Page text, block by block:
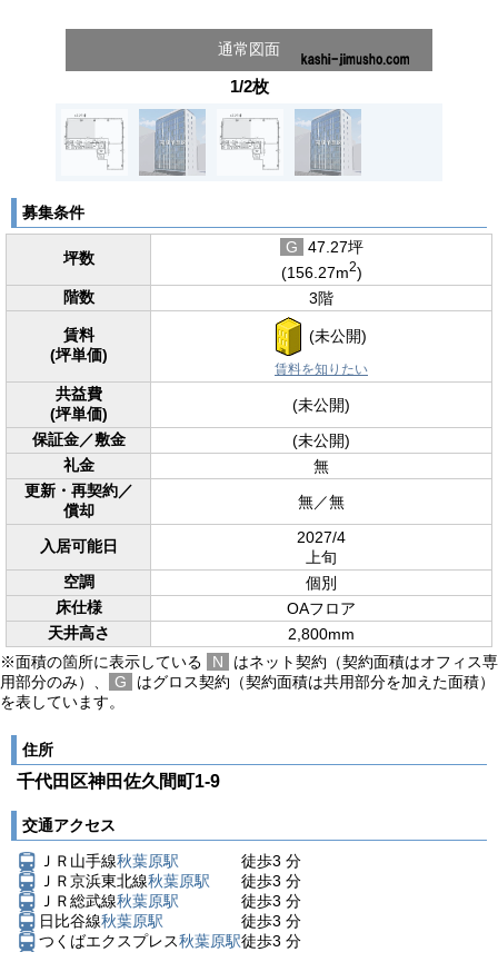
通常図面
1/2枚
募集条件
坪数
G
47.27坪
(156.27m2)
階数
3階
賃料
(坪単価)
(未公開)
賃料を知りたい
共益費
(坪単価)
(未公開)
保証金／敷金
(未公開)
礼金
無
更新・再契約／
償却
無／無
入居可能日
2027/4
上旬
空調
個別
床仕様
OAフロア
天井高さ
2,800mm
※面積の箇所に表示している
N
はネット契約（契約面積はオフィス専
用部分のみ）、
G
はグロス契約（契約面積は共用部分を加えた面積）
を表しています。
住所
千代田区神田佐久間町1-9
交通アクセス
ＪＲ山手線秋葉原駅 徒歩3 分
ＪＲ京浜東北線秋葉原駅 徒歩3 分
ＪＲ総武線秋葉原駅 徒歩3 分
日比谷線秋葉原駅 徒歩3 分
つくばエクスプレス秋葉原駅徒歩3 分